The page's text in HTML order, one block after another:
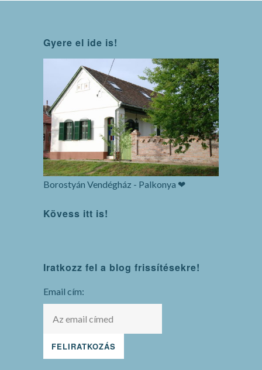
Gyere el ide is!
Borostyán Vendégház - Palkonya ❤
Kövess itt is!
Iratkozz fel a blog frissítésekre!
Email cím: